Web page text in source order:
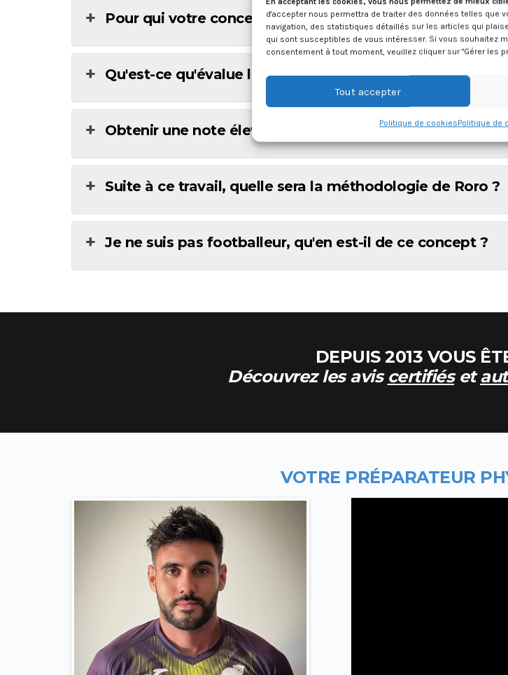
d'accepter nous permettra de traiter des données telles que
navigation, des statistiques détaillés sur les articles qui
qui sont susceptibles de vous intéresser. Si vous souhaitez
consentement à tout moment, veuillez cliquer sur "Gérer les
Tout accepter
Politique de cookiesPolitique de
Pour qui votre concept de carte est-il utile ?
Qu'est-ce qu'évalue le concept " Roro Ultimate Team " ?
Obtenir une note élevée signifie que je peux jouer au
Suite à ce travail, quelle sera la méthodologie de Roro ?
Je ne suis pas footballeur, qu'en est-il de ce concept ?
DEPUIS 2013 VOUS
Découvrez les avis certifiéset
VOTRE PRÉPARATEUR